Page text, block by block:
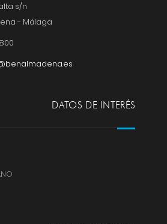
s/n
- Málaga
DATOS DE INTERÉS